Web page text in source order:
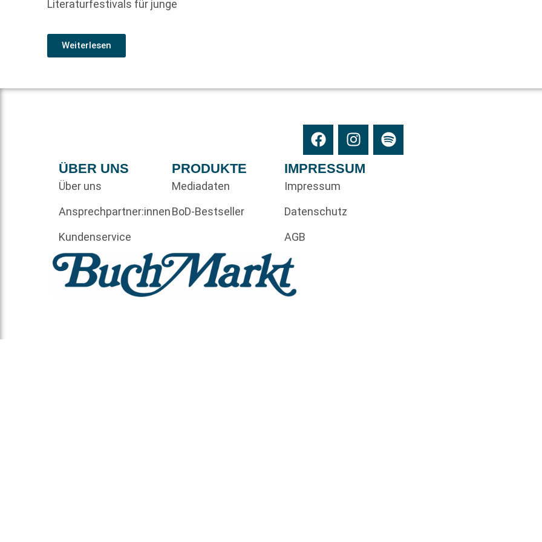
Literaturfestivals für junge
Weiterlesen
ÜBER UNS
Über uns
Ansprechpartner:innen
Kundenservice
PRODUKTE
Mediadaten
BoD-Bestseller
IMPRESSUM
Impressum
Datenschutz
AGB